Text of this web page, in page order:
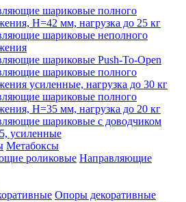
шариковые полного
H=42 мм, нагрузка до 25 кг
шариковые неполного
шариковые Push-To-Open
шариковые полного
усиленные, нагрузка до 30 кг
шариковые полного
H=35 мм, нагрузка до 20 кг
шариковые с доводчиком
усиленные
Метабоксы
Направляющие
Опоры декоративные